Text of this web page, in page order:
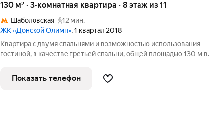
130 м² · 3-комнатная квартира · 8 этаж из 11
Шаболовская
12 мин.
ЖК «Донской Олимп», 1 квартал 2018
Квартира с двумя спальнями и возможностью использования
гостиной, в качестве третьей спальни, общей площадью 130 м в
дорогими отделочными материалами - На большой утепленной
лоджии можно
Показать телефон